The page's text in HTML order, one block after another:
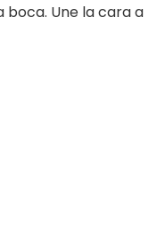
boca. Une la cara a